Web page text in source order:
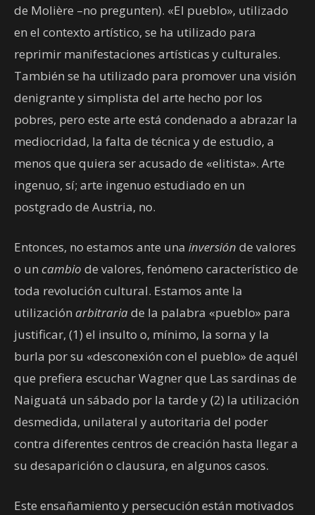
de Molière –no pregunten). «El pueblo», utilizado
en el contexto artístico, se ha utilizado para
reprimir manifestaciones artísticas y culturales.
También se ha utilizado para promover una visión
denigrante y simplista del arte hecho por los
pobres, pero este arte está condenado a abrazar la
mediocridad, la falta de técnica y de estudio, a
menos que quiera ser acusado de «elitista». Arte
ingenuo, sí; arte ingenuo estudiado en un
postgrado de Austria, no.
Entonces, no estamos ante una inversión de valores
o un cambio de valores, fenómeno característico de
toda revolución cultural. Estamos ante la
utilización arbitrariade la palabra «pueblo» para
justificar, (1) el insulto o, mínimo, la sorna y la
burla por su «desconexión con el pueblo» de aquél
que prefiera escuchar Wagner que Las sardinas de
Naiguatá un sábado por la tarde y (2) la utilización
desmedida, unilateral y autoritaria del poder
contra diferentes centros de creación hasta llegar a
su desaparición o clausura, en algunos casos.
Este ensañamiento y persecución están motivados